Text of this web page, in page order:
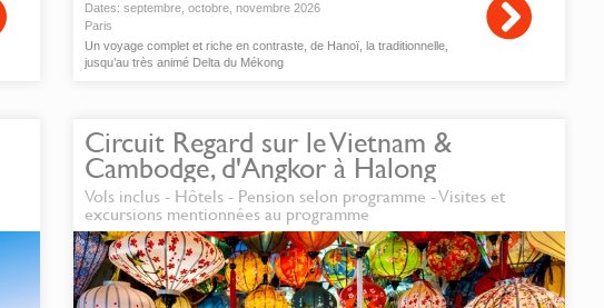
Dates: septembre octobre novembre 2026
Paris
Un voyage complet et riche en contraste, de Hanoï, la traditionnelle,
jusqu’au très animé Delta du Mékong
Circuit Regard sur le Vietnam &
Cambodge, d'Angkor à Halong
Vols inclus - Hôtels - Pension selon programme - Visites et
excursions mentionnées au programme